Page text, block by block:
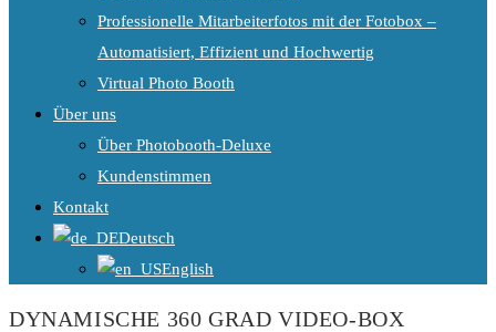
Professionelle Mitarbeiterfotos mit der Fotobox –
Automatisiert, Effizient und Hochwertig
Virtual Photo Booth
Über uns
Über Photobooth-Deluxe
Kundenstimmen
Kontakt
Deutsch
English
DYNAMISCHE 360 GRAD VIDEO-BOX